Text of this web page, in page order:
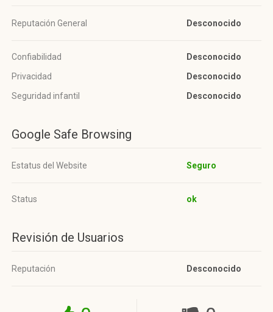
Reputación General Desconocido
Confiabilidad
Desconocido
Privacidad
Desconocido
Seguridad infantil
Desconocido
Google Safe Browsing
Estatus del Website Seguro
Status ok
Revisión de Usuarios
Reputación Desconocido